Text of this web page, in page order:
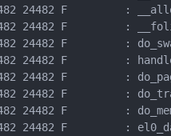
24482 F         :
24482 F         :
24482 F         :
24482 F         :
24482 F         :
24482 F         :
24482 F         :
24482 F         :